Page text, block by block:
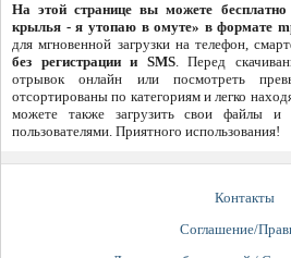
На этой странице вы можете
крылья - я утопаю в омуте» в формате
для мгновенной загрузки на телефон,
без регистрации и SMS. Перед
отрывок онлайн или посмотреть
отсортированы по категориям и легко
можете также загрузить свои файлы и
пользователями. Приятного использования!
Контакты
Соглашение/